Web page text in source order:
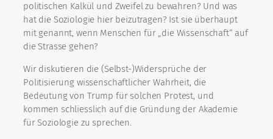
politischen Kalkül und Zweifel zu bewahren? Und was
hat die Soziologie hier beizutragen? Ist sie überhaupt
mit genannt, wenn Menschen für „die Wissenschaft“ auf
die Strasse gehen?
Wir diskutieren die (Selbst-)Widersprüche der
Politisierung wissenschaftlicher Wahrheit, die
Bedeutung von Trump für solchen Protest, und
kommen schliesslich auf die Gründung der Akademie
für Soziologie zu sprechen.